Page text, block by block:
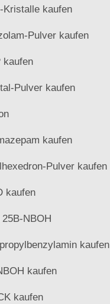
Kristalle kaufen
Pulver kaufen
kaufen
Pulver kaufen
kaufen
Pulver kaufen
kaufen
25B-NBOH
kaufen
kaufen
kaufen